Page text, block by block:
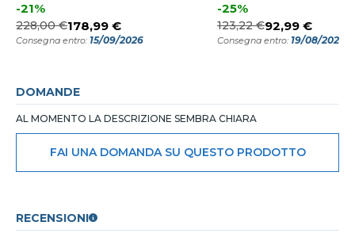
-21%
228,00 €178,99 €
Consegna entro: 15/09/2026
-25%
123,22 €92,99 €
Consegna entro: 19/08/2026
DOMANDE
AL MOMENTO LA DESCRIZIONE SEMBRA CHIARA
FAI UNA DOMANDA SU QUESTO PRODOTTO
RECENSIONI